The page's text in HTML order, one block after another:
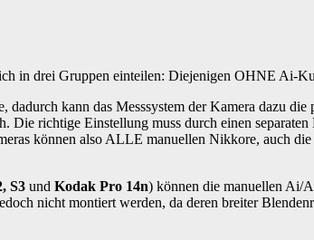
in drei Gruppen einteilen: Diejenigen OHNE Ai-
kann das Messsystem der Kamera dazu
richtige Einstellung muss durch einen
können also ALLE manuellen Nikkore, auch die
S3 und Kodak Pro 14n) können die manuellen Ai/
nicht montiert werden, da deren breiter